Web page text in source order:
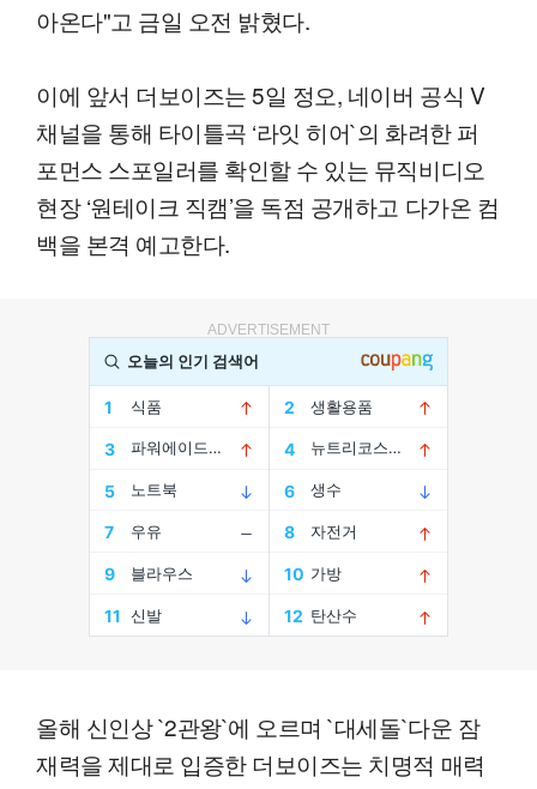
아온다"고 금일 오전 밝혔다.
이에 앞서 더보이즈는 5일 정오, 네이버 공식 V
채널을 통해 타이틀곡 ‘라잇 히어`의 화려한 퍼
포먼스 스포일러를 확인할 수 있는 뮤직비디오
현장 ‘원테이크 직캠’을 독점 공개하고 다가온 컴
백을 본격 예고한다.
ADVERTISEMENT
올해 신인상 `2관왕`에 오르며 `대세돌`다운 잠
재력을 제대로 입증한 더보이즈는 치명적 매력